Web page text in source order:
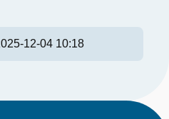
12-04 10:18